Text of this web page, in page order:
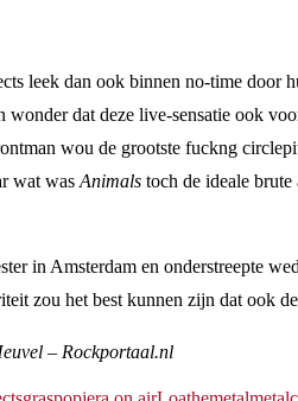
leek dan ook binnen no-time door
wonder dat deze live-sensatie ook
wou de grootste fuckng
wat was Animals toch de ideale
in Amsterdam en onderstreepte
zou het best kunnen zijn dat ook
– Rockportaal.nl